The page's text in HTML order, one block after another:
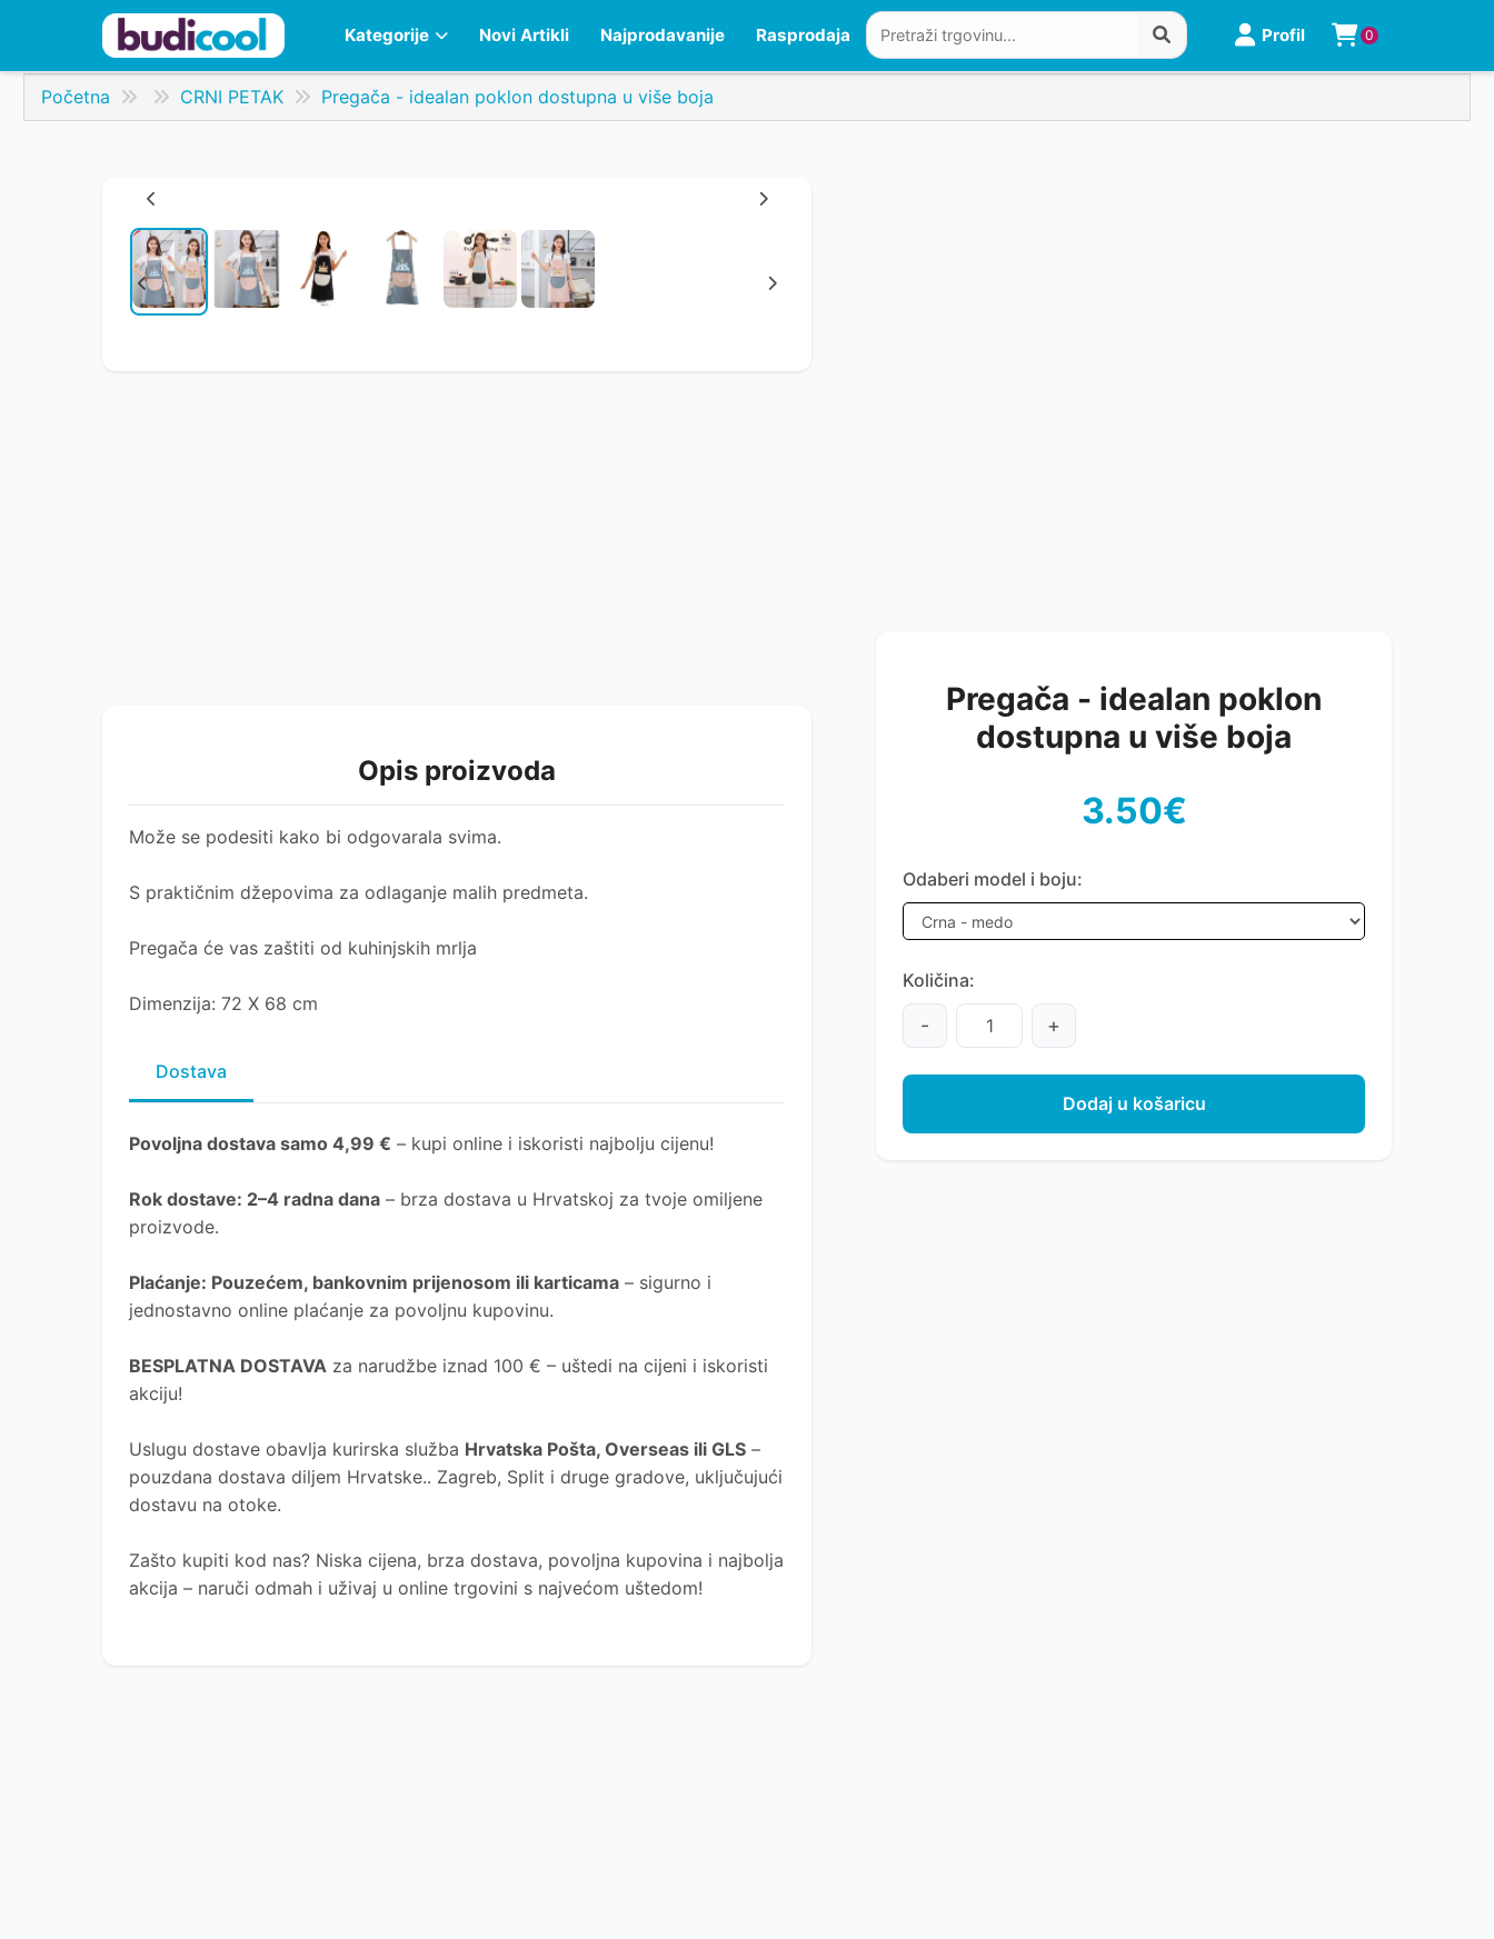
Kategorije Novi Artikli Najprodavanije Rasprodaja Profil 0
Početna CRNI PETAK Pregača - idealan poklon dostupna u više boja
Pregača - idealan poklon
dostupna u više boja
3.50€
Odaberi model i boju:
Količina:
- +
Dodaj u košaricu
Opis proizvoda
Može se podesiti kako bi odgovarala svima.
S praktičnim džepovima za odlaganje malih predmeta.
Pregača će vas zaštiti od kuhinjskih mrlja
Dimenzija: 72 X 68 cm
Dostava
Povoljna dostava samo 4,99 € – kupi online i iskoristi najbolju cijenu!
Rok dostave: 2–4 radna dana – brza dostava u Hrvatskoj za tvoje omiljene
proizvode.
Plaćanje: Pouzećem, bankovnim prijenosom ili karticama – sigurno i
jednostavno online plaćanje za povoljnu kupovinu.
BESPLATNA DOSTAVA za narudžbe iznad 100 € – uštedi na cijeni i iskoristi
akciju!
Uslugu dostave obavlja kurirska služba Hrvatska Pošta, Overseas ili GLS –
pouzdana dostava diljem Hrvatske.. Zagreb, Split i druge gradove, uključujući
dostavu na otoke.
Zašto kupiti kod nas? Niska cijena, brza dostava, povoljna kupovina i najbolja
akcija – naruči odmah i uživaj u online trgovini s najvećom uštedom!